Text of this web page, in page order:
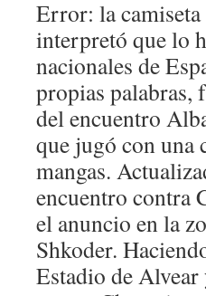
Error: la camiseta
interpretó que lo
nacionales de
propias palabras,
del encuentro
que jugó con una
mangas.
encuentro contra
el anuncio en la
Shkoder.
Estadio de